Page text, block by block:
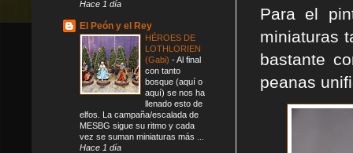
Para el
miniaturas
bastante
peanas
Hace 1 día
El Peón y el Rey
HÉROES DE
LOTHLORIEN
(Gabi) -Al final
con tanto
bosque (aquí o
aquí) se nos ha
llenado esto de
elfos. La campaña/escalada de
MESBG sigue su ritmo y cada
vez se suman miniaturas más ...
Hace 1 día